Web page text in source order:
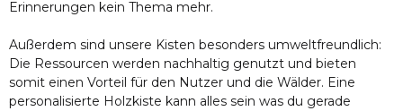
Erinnerungen kein Thema mehr.
Außerdem sind unsere Kisten besonders umweltfreundlich:
Die Ressourcen werden nachhaltig genutzt und bieten
somit einen Vorteil für den Nutzer und die Wälder. Eine
personalisierte Holzkiste kann alles sein was du gerade